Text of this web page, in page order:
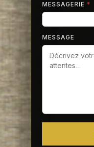
MESSAGERIE *
MESSAGE